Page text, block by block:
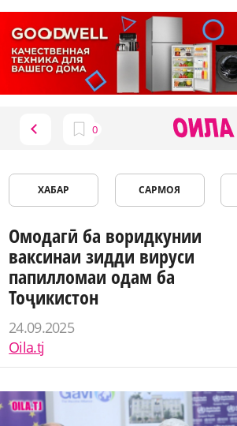
ХАБАР САРМОЯ
Омодагӣ ба воридкунии
ваксинаи зидди вируси
папилломаи одам ба
Тоҷикистон
24.09.2025
Oila.tj